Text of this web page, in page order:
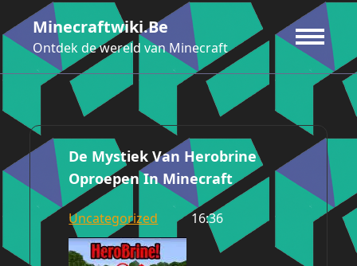
naar
de
inhoud
Minecraftwiki.be
Ontdek de wereld van Minecraft
De Mystiek Van Herobrine
Oproepen In Minecraft
Uncategorized 16:36